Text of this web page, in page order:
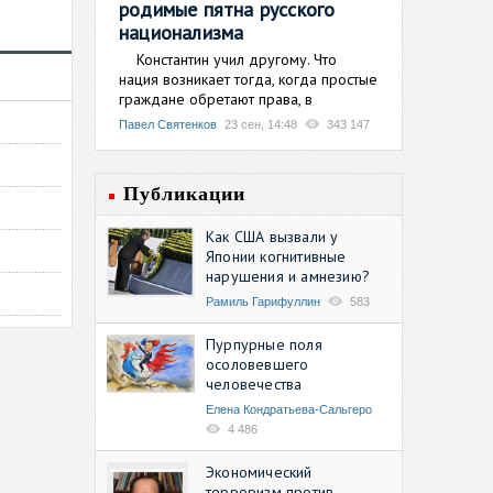
родимые пятна русского
национализма
Константин учил другому. Что
нация возникает тогда, когда простые
граждане обретают права, в
Павел Святенков 23 сен, 14:48 343 147
Публикации
Как США вызвали у
Японии когнитивные
нарушения и амнезию?
Рамиль Гарифуллин 583
Пурпурные поля
осоловевшего
человечества
Елена Кондратьева-Сальгеро
4 486
Экономический